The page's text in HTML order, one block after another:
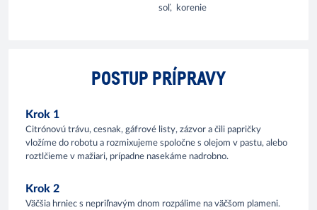
soľ, korenie
POSTUP PRÍPRAVY
Krok 1
Citrónovú trávu, cesnak, gáfrové listy, zázvor a čili papričky
vložíme do robotu a rozmixujeme spoločne s olejom v pastu, alebo
roztlčieme v mažiari, prípadne nasekáme nadrobno.
Krok 2
Väčšia hrniec s nepriľnavým dnom rozpálime na väčšom plameni.